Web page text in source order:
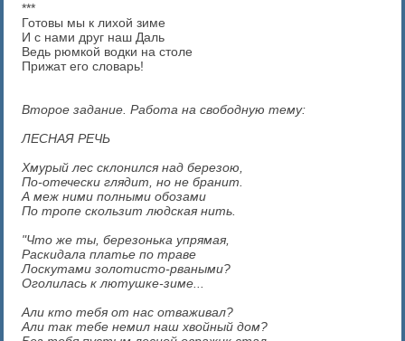
***
Готовы мы к лихой зиме
И с нами друг наш Даль
Ведь рюмкой водки на столе
Прижат его словарь!
Второе задание. Работа на свободную тему:
ЛЕСНАЯ РЕЧЬ
Хмурый лес склонился над березою,
По-отечески глядит, но не бранит.
А меж ними полными обозами
По тропе скользит людская нить.
"Что же ты, березонька упрямая,
Раскидала платье по траве
Лоскутами золотисто-рваными?
Оголилась к лютушке-зиме...
Али кто тебя от нас отваживал?
Али так тебе немил наш хвойный дом?